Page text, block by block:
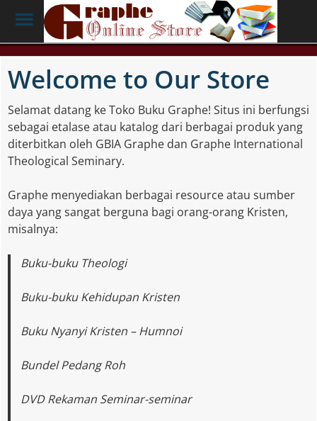
Skip
main
Toggle
Menu
Welcome to Our Store
Selamat datang ke Toko Buku Graphe! Situs ini berfungsi
sebagai etalase atau katalog dari berbagai produk yang
diterbitkan oleh GBIA Graphe dan Graphe International
Theological Seminary.
Graphe menyediakan berbagai resource atau sumber
daya yang sangat berguna bagi orang-orang Kristen,
misalnya:
Buku-buku Theologi
Buku-buku Kehidupan Kristen
Buku Nyanyi Kristen – Humnoi
Bundel Pedang Roh
DVD Rekaman Seminar-seminar